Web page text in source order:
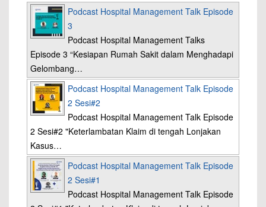
Podcast Hospital Management Talk Episode
3
Podcast Hospital Management Talks
Episode 3 “Kesiapan Rumah Sakit dalam Menghadapi
Gelombang…
Podcast Hospital Management Talk Episode
2 Sesi#2
Podcast Hospital Management Talk Episode
2 Sesi#2 "Keterlambatan Klaim di tengah Lonjakan
Kasus…
Podcast Hospital Management Talk Episode
2 Sesi#1
Podcast Hospital Management Talk Episode